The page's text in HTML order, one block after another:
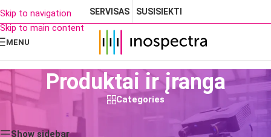
Skip to navigation
Skip to main content
SERVISAS SUSISIEKTI
MENU
Produktai ir įranga
Categories
Rezultatų: 1
Show sidebar